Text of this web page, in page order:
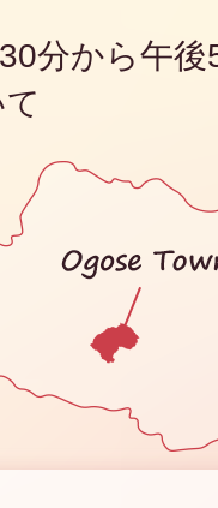
分から午